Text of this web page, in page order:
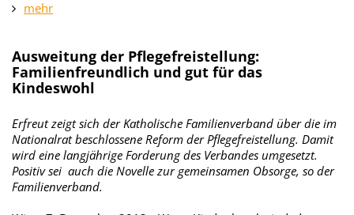
mehr
Ausweitung der Pflegefreistellung:
Familienfreundlich und gut für das
Kindeswohl
Erfreut zeigt sich der Katholische Familienverband über die im
Nationalrat beschlossene Reform der Pflegefreistellung. Damit
wird eine langjährige Forderung des Verbandes umgesetzt.
Positiv sei auch die Novelle zur gemeinsamen Obsorge, so der
Familienverband.